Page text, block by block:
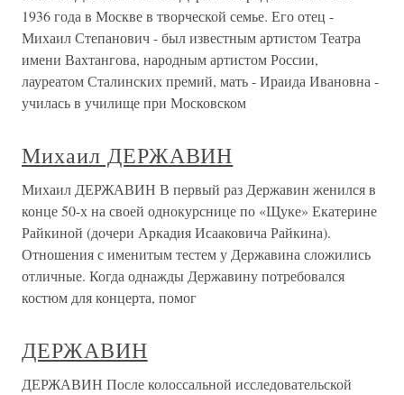
1936 года в Москве в творческой семье. Его отец -
Михаил Степанович - был известным артистом Театра
имени Вахтангова, народным артистом России,
лауреатом Сталинских премий, мать - Ираида Ивановна -
училась в училище при Московском
Михаил ДЕРЖАВИН
Михаил ДЕРЖАВИН В первый раз Державин женился в
конце 50-х на своей однокурснице по «Щуке» Екатерине
Райкиной (дочери Аркадия Исааковича Райкина).
Отношения с именитым тестем у Державина сложились
отличные. Когда однажды Державину потребовался
костюм для концерта, помог
ДЕРЖАВИН
ДЕРЖАВИН После колоссальной исследовательской